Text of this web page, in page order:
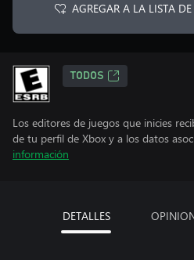
AGREGAR A LA LISTA DE
TODOS
Los editores de juegos que inicies
de tu perfil de Xbox y a los datos
información
DETALLES